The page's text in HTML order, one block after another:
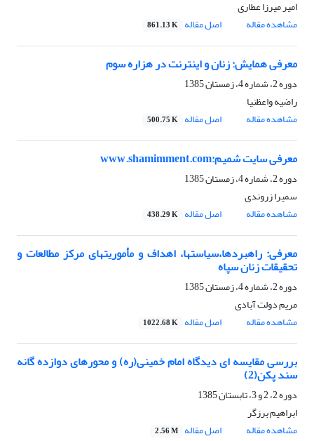
امیر میرزا عطاری
مشاهده مقاله
اصل مقاله 861.13 K
معرفی همایش: زنان و اینترنت در هزاره سوم
دوره 2، شماره 4، زمستان 1385
راضیه واعظنیا
مشاهده مقاله
اصل مقاله 500.75 K
معرفی سایت شمیم:www.shamimment.com
دوره 2، شماره 4، زمستان 1385
سمیرا زروندی
مشاهده مقاله
اصل مقاله 438.29 K
معرفی: راهبردها،سیاستها، اهداف و مأموریتهای مرکز مطالعات و
تحقیقات زنان سپاه
دوره 2، شماره 4، زمستان 1385
مریم دولت آبادی
مشاهده مقاله
اصل مقاله 1022.68 K
بررسی مقایسه ای دیدگاه امام خمینی(ره) و محورهای دوازده گانه
سند پکن(2)
دوره 2، 2 و 3، تابستان 1385
ابراهیم برزگر
مشاهده مقاله
اصل مقاله 2.56 M